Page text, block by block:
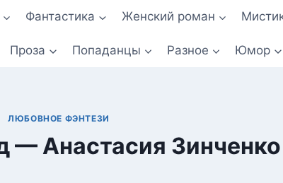
Фантастика Женский роман
Проза Попаданцы Разное Юмор
ЛЮБОВНОЕ ФЭНТЕЗИ
— Анастасия Зинченко